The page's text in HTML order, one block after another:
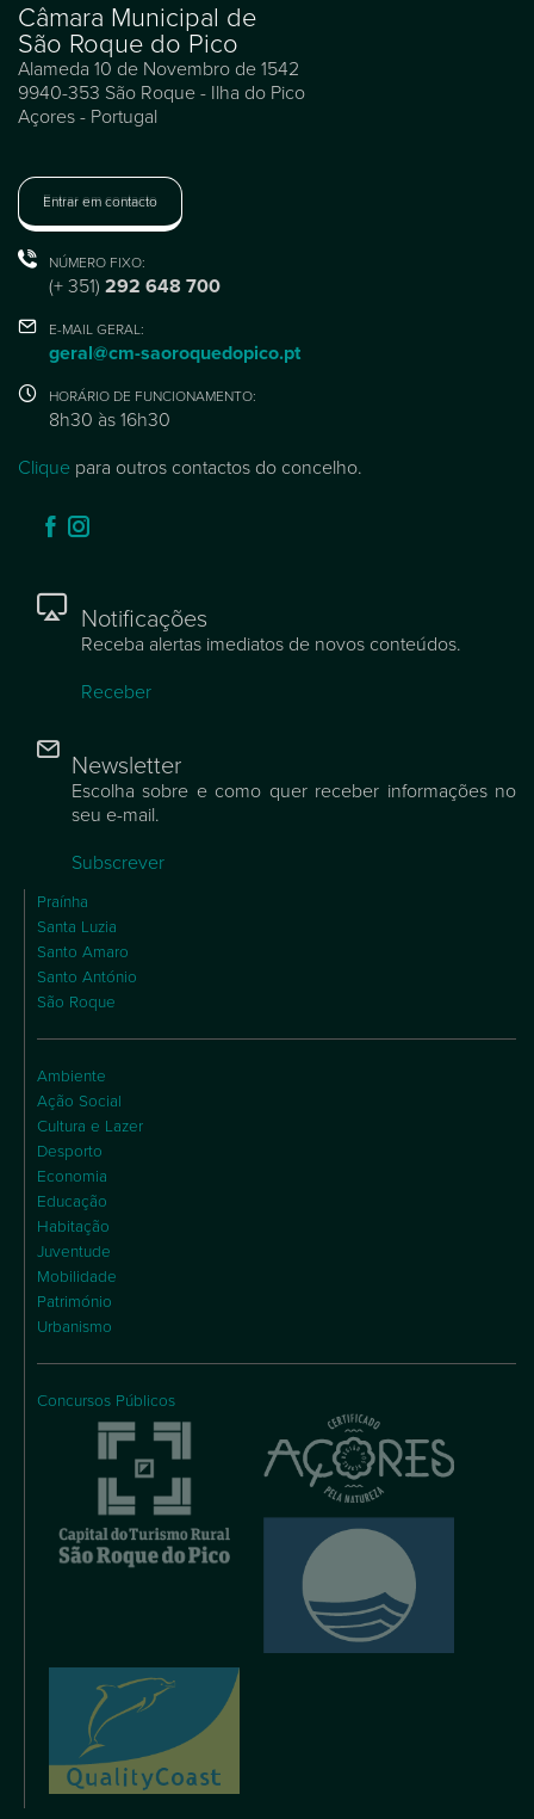
Câmara Municipal de
São Roque do Pico
Alameda 10 de Novembro de 1542
9940-353 São Roque - Ilha do Pico
Açores - Portugal
Entrar em contacto
NÚMERO FIXO:
(+ 351) 292 648 700
E-MAIL GERAL:
geral@cm-saoroquedopico.pt
HORÁRIO DE FUNCIONAMENTO:
8h30 às 16h30
Clique para outros contactos do concelho.
Notificações
Receba alertas imediatos de novos conteúdos.
Receber
Newsletter
Escolha sobre e como quer receber informações no
seu e-mail.
Subscrever
Praínha
Santa Luzia
Santo Amaro
Santo António
São Roque
Ambiente
Ação Social
Cultura e Lazer
Desporto
Economia
Educação
Habitação
Juventude
Mobilidade
Património
Urbanismo
Concursos Públicos